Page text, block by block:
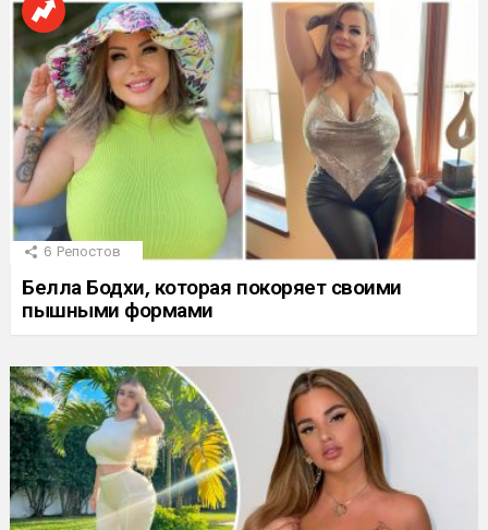
6 Репостов
Белла Бодхи, которая покоряет своими
пышными формами